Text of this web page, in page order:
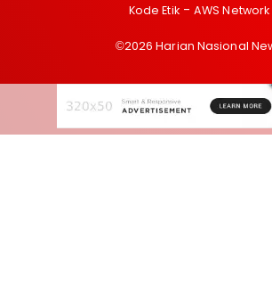
Kode Etik
AWS Network
©2026 Harian Nasional